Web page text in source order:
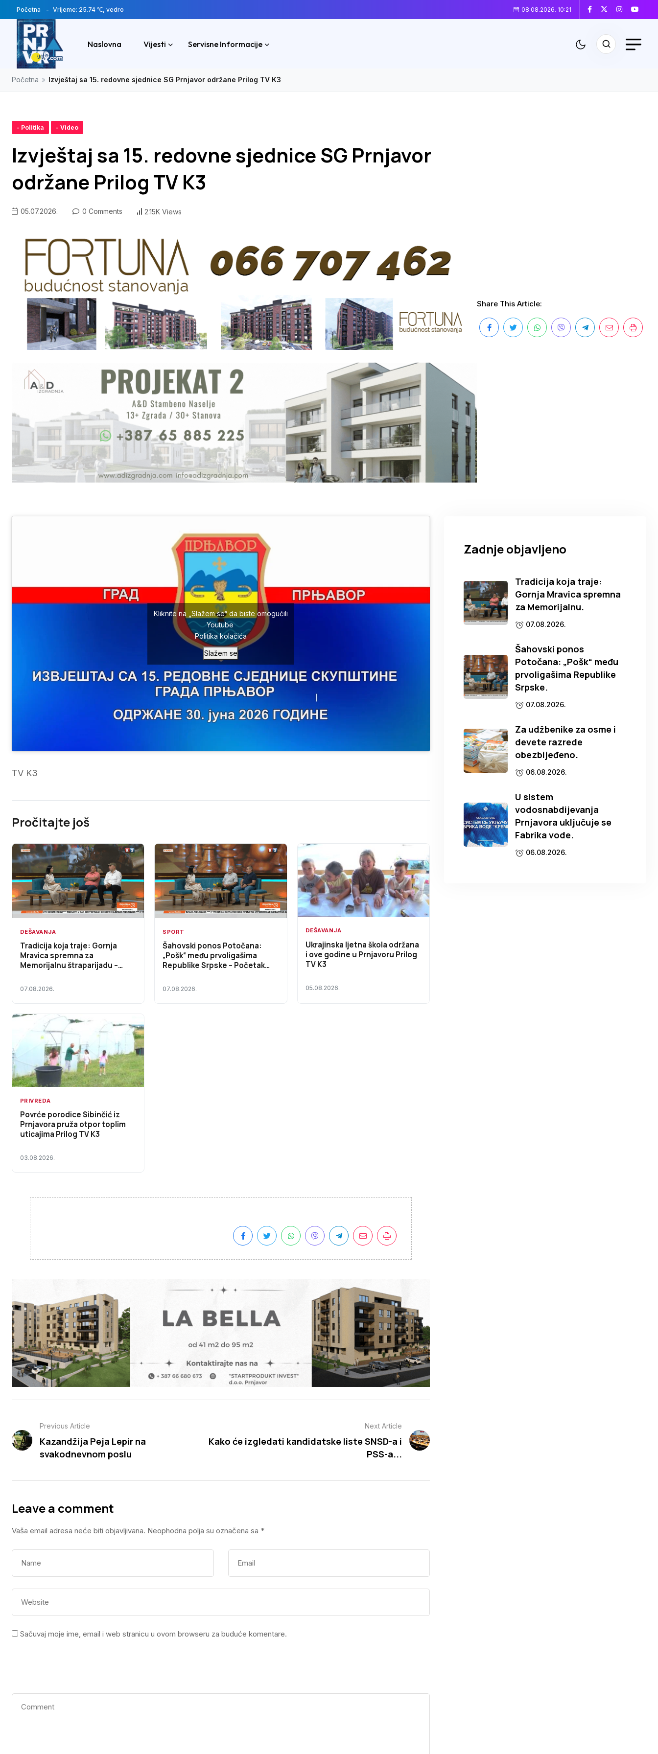
Početna Vrijeme: 25.74 ℃, vedro 08.08.2026. 10:21
Naslovna Vijesti Servisne Informacije
Početna » Izvještaj sa 15. redovne sjednice SG Prnjavor održane Prilog TV K3
- Politika - Video
Izvještaj sa 15. redovne sjednice SG Prnjavor
održane Prilog TV K3
05.07.2026. 0 Comments 2.15K Views
Share This Article:
Kliknite na „Slažem se“ da biste omogućili
Youtube
Politika kolačića
Slažem se
TV K3
Pročitajte još
DEŠAVANJA
Tradicija koja traje: Gornja
Mravica spremna za
Memorijalnu štraparijadu –
07.08.2026.
SPORT
Šahovski ponos Potočana:
„Pošk“ među prvoligašima
Republike Srpske – Početak
07.08.2026.
DEŠAVANJA
Ukrajinska ljetna škola održana
i ove godine u Prnjavoru Prilog
TV K3
05.08.2026.
PRIVREDA
Povrće porodice Sibinčić iz
Prnjavora pruža otpor toplim
uticajima Prilog TV K3
03.08.2026.
Previous Article
Kazandžija Peja Lepir na
svakodnevnom poslu
Next Article
Kako će izgledati kandidatske liste SNSD-a i
PSS-a...
Leave a comment
Vaša email adresa neće biti objavljivana. Neophodna polja su označena sa *
Sačuvaj moje ime, email i web stranicu u ovom browseru za buduće komentare.
Zadnje objavljeno
Tradicija koja traje:
Gornja Mravica spremna
za Memorijalnu.
07.08.2026.
Šahovski ponos
Potočana: „Pošk“ među
prvoligašima Republike
Srpske.
07.08.2026.
Za udžbenike za osme i
devete razrede
obezbijeđeno.
06.08.2026.
U sistem
vodosnabdijevanja
Prnjavora uključuje se
Fabrika vode.
06.08.2026.